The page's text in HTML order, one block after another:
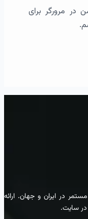
در مرورگر برای
در ایران و جهان. ارائه
سایت.